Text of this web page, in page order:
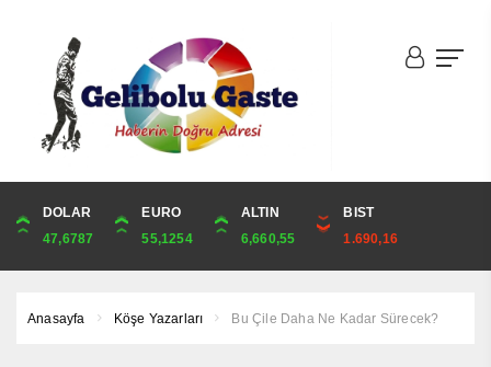
DOLAR
47,6787
EURO
55,1254
ALTIN
6,660,55
BIST
1.690,16
ONS
4,341,81
ALTIN
6,660,55
ÇEYREK
10,889,99
CUMHURİYET
44,750,00
Anasayfa Köşe Yazarları Bu Çile Daha Ne Kadar Sürecek?